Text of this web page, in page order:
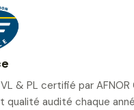
& PL certifié par
qualité audité chaque